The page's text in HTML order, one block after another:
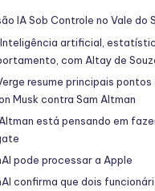
IA Sob Controle no Vale do
artificial,
com Altay de
resume principais
Musk contra Sam Altman
está pensando em
pode processar a Apple
confirma que dois